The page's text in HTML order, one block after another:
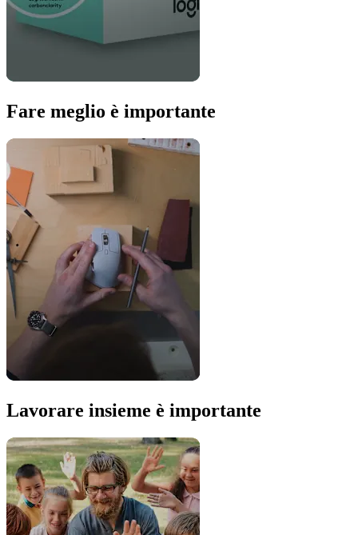
Fare meglio è importante
Lavorare insieme è importante